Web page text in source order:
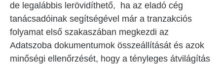
de legalábbis lerövidíthető, ha az eladó cég
tanácsadóinak segítségével már a tranzakciós
folyamat első szakaszában megkezdi az
Adatszoba dokumentumok összeállítását és azok
minőségi ellenőrzését, hogy a tényleges átvilágítás